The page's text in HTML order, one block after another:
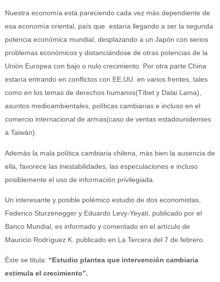
Nuestra economía está pareciendo cada vez más dependiente de
esa economía oriental, país que estaría llegando a ser la segunda
potencia económica mundial, desplazando a un Japón con serios
problemas económicos y distanciándose de otras potencias de la
Unión Europea con bajo o nulo crecimiento. Por otra parte China
estaría entrando en conflictos con EE.UU. en varios frentes, tales
como en los temas de derechos humanos(Tíbet y Dalai Lama),
asuntos medioambientales, políticas cambiarias e incluso en el
comercio internacional de armas(caso de ventas estadounidenses
a Taiwán).
Además la mala política cambiaria chilena, más bien la ausencia de
ella, favorece las inestabilidades, las especulaciones e incluso
posiblemente el uso de información privilegiada.
Un interesante y posible polémico estudio de dos economistas,
Federico Sturzenegger y Eduardo Levy-Yeyati, publicado por el
Banco Mundial, es informado y comentado en el artículo de
Mauricio Rodríguez K. publicado en La Tercera del 7 de febrero.
Éste se titula: “Estudio plantea que intervención cambiaria
estimula el crecimiento”.